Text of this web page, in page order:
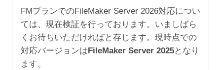
5
年
（ア
カ
デ
FMプランでのFileMaker Server 2026対応につい
ては、現在検証を行っております。いましばら
くお待ちいただければと存じます。現時点での
対応バージョンは FileMaker Server 2025となり
ます。